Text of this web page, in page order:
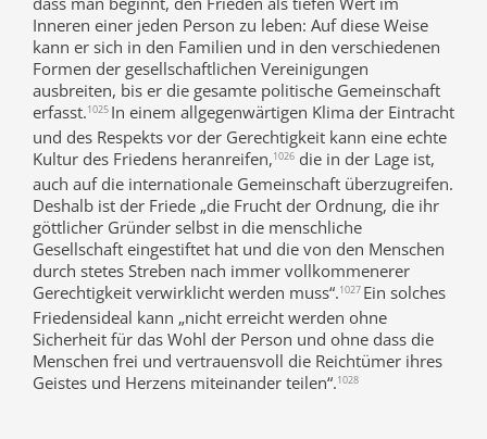
Inneren einer jeden Person zu leben: Auf diese Weise
kann er sich in den Familien und in den verschiedenen
Formen der gesellschaftlichen Vereinigungen
ausbreiten, bis er die gesamte politische Gemeinschaft
erfasst.1025 In einem allgegenwärtigen Klima der Eintracht
und des Respekts vor der Gerechtigkeit kann eine echte
Kultur des Friedens heranreifen,1026 die in der Lage ist,
auch auf die internationale Gemeinschaft überzugreifen.
Deshalb ist der Friede „die Frucht der Ordnung, die ihr
göttlicher Gründer selbst in die menschliche
Gesellschaft eingestiftet hat und die von den Menschen
durch stetes Streben nach immer vollkommenerer
Gerechtigkeit verwirklicht werden muss“.1027 Ein solches
Friedensideal kann „nicht erreicht werden ohne
Sicherheit für das Wohl der Person und ohne dass die
Menschen frei und vertrauensvoll die Reichtümer ihres
Geistes und Herzens miteinander teilen“.1028